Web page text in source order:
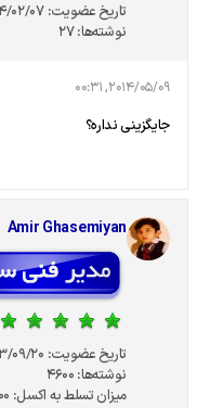
تاریخ عضویت: 02/07
نوشته‌ها:27
2014/05/09, 00:31
جایگزینی نداره؟
Amir Ghasemiyan
تاریخ عضویت: 09/20
نوشته‌ها: 4600
میزان تسلط به اکسل: